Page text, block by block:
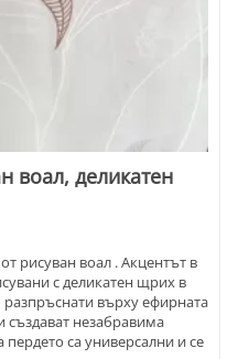
воал, деликатен
рисуван воал . Акцентът в
с деликатен щрих в
върху ефирната
създават незабравима
пердето са универсални и се